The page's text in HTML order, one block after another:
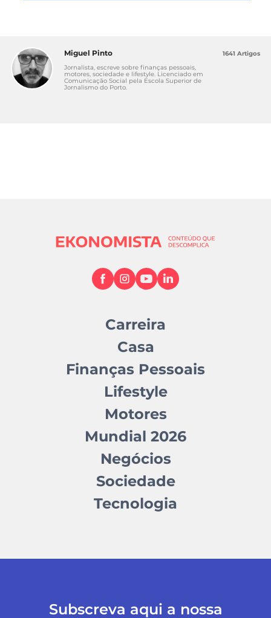
Miguel Pinto
Jornalista, escreve sobre finanças pessoais,
motores, sociedade e lifestyle. Licenciado em
Comunicação Social pela Escola Superior de
Jornalismo do Porto.
1641 Artigos
Carreira
Casa
Finanças Pessoais
Lifestyle
Motores
Mundial 2026
Negócios
Sociedade
Tecnologia
Subscreva aqui a nossa